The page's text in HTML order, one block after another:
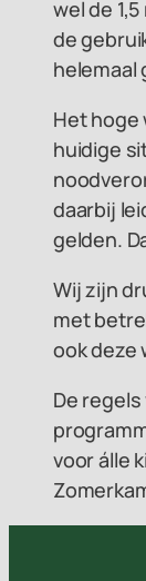
wel de
de
helemaal
Het hoge
huidige
daarbij
gelden.
Wij zijn
met
ook deze
De
voor álle